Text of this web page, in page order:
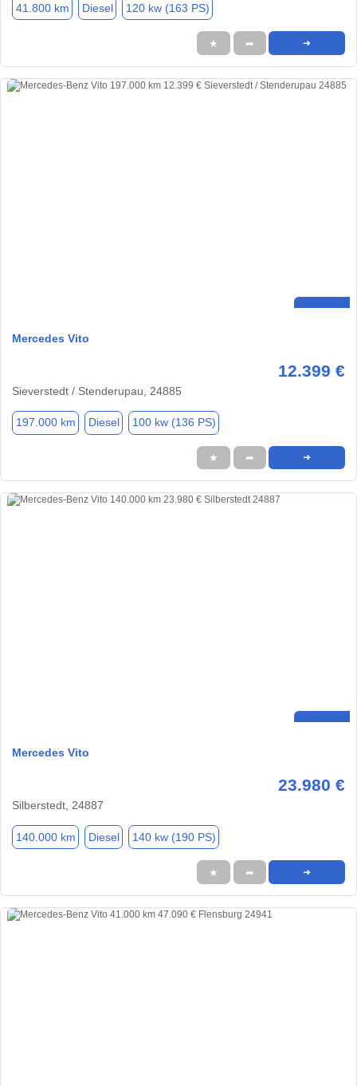
41.800 km Diesel 120 kw (163 PS)
★ ➦ ➜
Mercedes Vito
12.399 €
Sieverstedt / Stenderupau, 24885
197.000 km Diesel 100 kw (136 PS)
★ ➦ ➜
Mercedes Vito
23.980 €
Silberstedt, 24887
140.000 km Diesel 140 kw (190 PS)
★ ➦ ➜